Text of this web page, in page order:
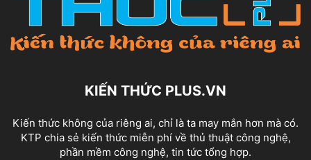
KIẾN THỨC PLUS.VN
Kiến thức không của riêng ai, chỉ là ta may mắn hơn mà có.
KTP chia sẻ kiến thức miễn phí về thủ thuật công nghệ,
phần mềm công nghệ, tin tức tổng hợp.